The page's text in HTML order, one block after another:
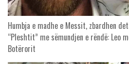
Humbja e madhe e Messit, zbardhen
“Pleshtit” me sëmundjen e rëndë: Leo
Botërorit